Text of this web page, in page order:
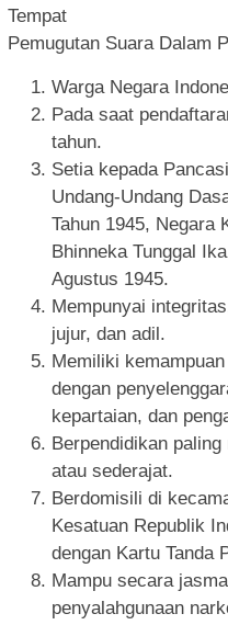
Tempat
Pemugutan Suara Dalam
Warga Negara
Pada saat
tahun.
Setia kepada
Undang-Undang
Tahun 1945, Negara
Bhinneka Tunggal
Agustus 1945.
Mempunyai
jujur, dan adil.
Memiliki
dengan
kepartaian, dan
Berpendidikan
atau sederajat.
Berdomisili di
Kesatuan Republik
dengan Kartu Tanda
Mampu secara
penyalahgunaan